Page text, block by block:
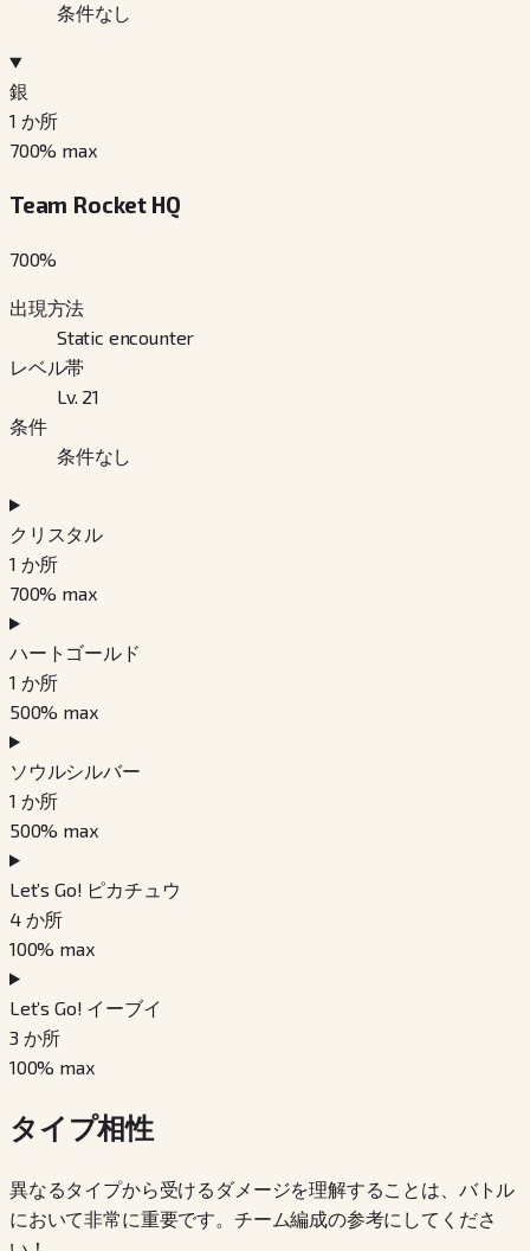
条件なし
銀
1 か所
700% max
Team Rocket HQ
700%
出現方法
Static encounter
レベル帯
Lv. 21
条件
条件なし
クリスタル
1 か所
700% max
ハートゴールド
1 か所
500% max
ソウルシルバー
1 か所
500% max
Let’s Go! ピカチュウ
4 か所
100% max
Let’s Go! イーブイ
3 か所
100% max
タイプ相性
異なるタイプから受けるダメージを理解することは、バトル
において非常に重要です。チーム編成の参考にしてくださ